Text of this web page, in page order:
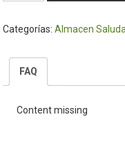
340gr.
-
Vanoli
Categorías:Almacen
FAQ
Content missing